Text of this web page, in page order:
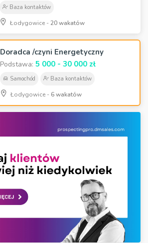
Baza kontaktów
Łodygowice -20 wakatów
Doradca /czyni Energetyczny
Podstawa: 5 000 - 30 000 zł
Samochód Baza kontaktów
Łodygowice - 6 wakatów